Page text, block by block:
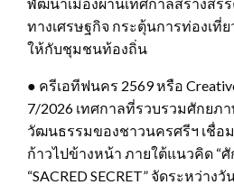
ทางเศรษฐกิจ กระตุ้นการท่องเที่
ให้กับชุมชนท้องถิ่น
● ครีเอทีฟนคร 2569 หรือ
7/2026 เทศกาลที่รวบรวมศักยภ
วัฒนธรรมของชาวนครศรีฯ เชื่อ
ก้าวไปข้างหน้า ภายใต้แนวคิด “
“SACRED SECRET” จัดระหว่าง